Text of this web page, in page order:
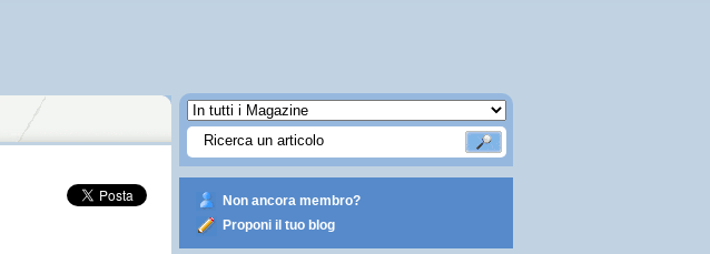
Non ancora membro?
Proponi il tuo blog